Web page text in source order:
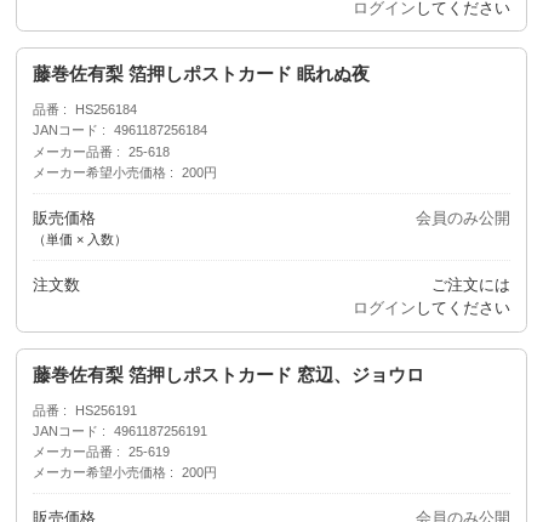
ログイン してください
藤巻佐有梨 箔押しポストカード 眠れぬ夜
品番
HS256184
JANコード
4961187256184
メーカー品番
25-618
メーカー希望小売価格
200円
販売価格
（単価 × 入数）
会員のみ公開
注文数
ご注文には
ログイン してください
藤巻佐有梨 箔押しポストカード 窓辺、ジョウロ
品番
HS256191
JANコード
4961187256191
メーカー品番
25-619
メーカー希望小売価格
200円
販売価格 会員のみ公開